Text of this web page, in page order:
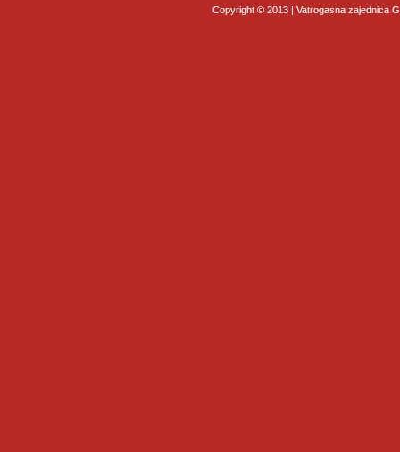
Copyright © 2013 | Vatrogasna zajednica